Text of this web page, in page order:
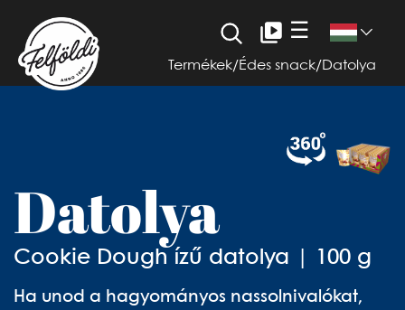
☰
Termékek/ Édes snack/ Datolya
Datolya
Cookie Dough ízű datolya | 100 g
Ha unod a hagyományos nassolnivalókat,